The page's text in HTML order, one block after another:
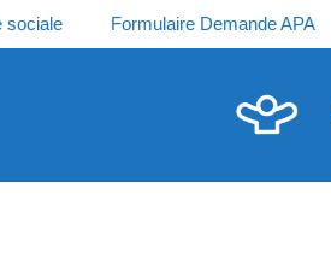
sociale Formulaire Demande APA